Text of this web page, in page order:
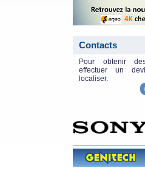
Contacts
Pour obtenir
effectuer un
localiser.